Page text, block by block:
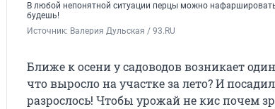
В любой непонятной ситуации перцы можно
будешь!
Источник: Валерия Дульская / 93.RU
Ближе к осени у садоводов возникает
что выросло на участке за лето? И
разрослось! Чтобы урожай не кис почем